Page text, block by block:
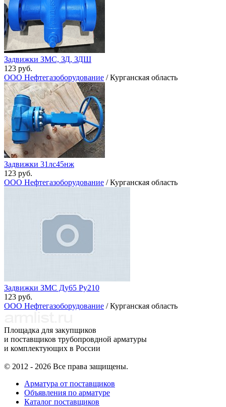
Задвижки ЗМС, ЗД, ЗДШ
123 руб.
ООО Нефтегазоборудование / Курганская область
Задвижки 31лс45нж
123 руб.
ООО Нефтегазоборудование / Курганская область
Задвижки ЗМС Ду65 Ру210
123 руб.
ООО Нефтегазоборудование / Курганская область
Площадка для закупщиков
и поставщиков трубопровдной арматуры
и комплектующих в России
© 2012 - 2026 Все права защищены.
Арматура от поставщиков
Объявления по арматуре
Каталог поставщиков